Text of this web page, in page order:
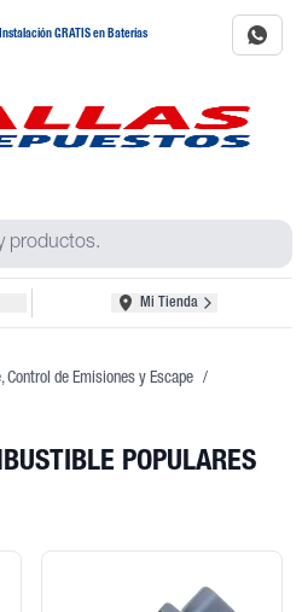
GRATIS en Baterías
Mi Tienda
Control de Emisiones y Escape /
POPULARES